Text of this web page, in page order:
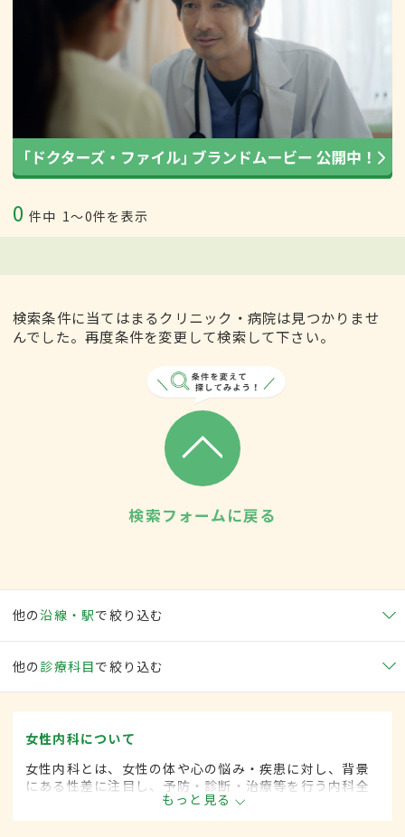
0 件中 1〜0件を表示
検索条件に当てはまるクリニック・病院は見つかりませ
んでした。再度条件を変更して検索して下さい。
検索フォームに戻る
他の沿線・駅で絞り込む
他の 診療科目で絞り込む
女性内科について
女性内科とは、女性の体や心の悩み・疾患に対し、背景
にある性差に注目し、予防・診断・治療等を行う内科全
般領域です。ライフスタイルが多様化する中、女性の健
康をトータルサポートし、必要に応じて連携医療機関へ
もっと見る